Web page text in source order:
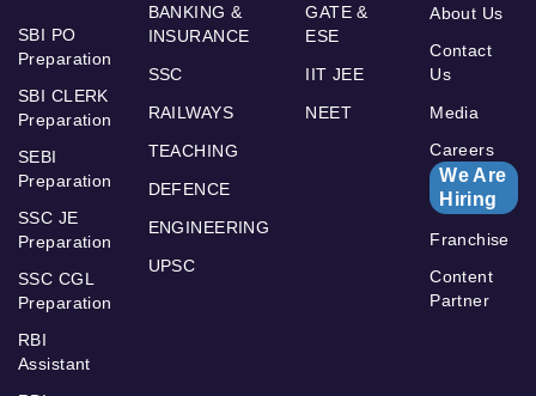
SBI PO
Preparation
SBI CLERK
Preparation
SEBI
Preparation
SSC JE
Preparation
SSC CGL
Preparation
RBI
Assistant
BANKING &
INSURANCE
SSC
RAILWAYS
TEACHING
DEFENCE
ENGINEERING
UPSC
GATE &
ESE
IIT JEE
NEET
About Us
Contact
Us
Media
Careers
We Are
Hiring
Franchise
Content
Partner